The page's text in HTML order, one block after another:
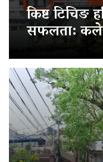
किष्ट टिचिङ
सफलता: